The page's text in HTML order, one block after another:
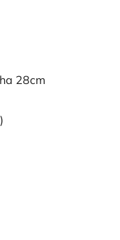
28cm